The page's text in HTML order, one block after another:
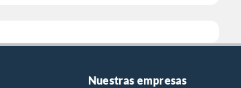
Nuestras empresas